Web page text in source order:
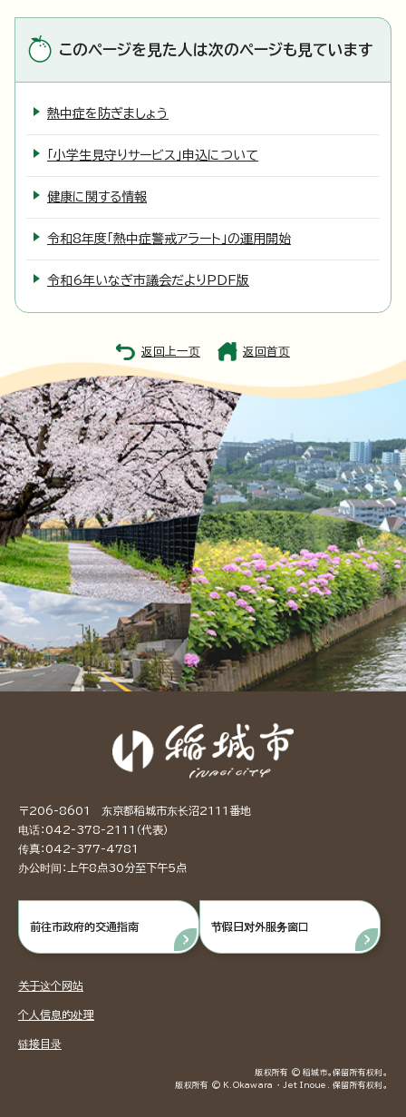
このページを見た人は次のページも見ています
熱中症を防ぎましょう
「小学生見守りサービス」申込について
健康に関する情報
令和8年度「熱中症警戒アラート」の運用開始
令和6年いなぎ市議会だよりPDF版
返回上一页 返回首页
〒206-8601 东京都稻城市东长沼2111番地
电话：042-378-2111（代表）
传真：042-377-4781
办公时间：上午8点30分至下午5点
前往市政府的交通指南 节假日对外服务窗口
关于这个网站
个人信息的处理
链接目录
版权所有 © 稻城市。保留所有权利。
版权所有 © K.Okawara ・ Jet Inoue. 保留所有权利。